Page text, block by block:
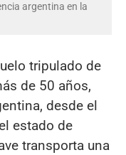
argentina en la
tripulado de
de 50 años,
desde el
estado de
transporta una